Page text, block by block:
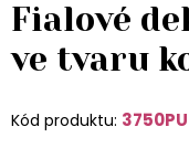
Fialové
ve tvaru
Kód produktu: 3750PU